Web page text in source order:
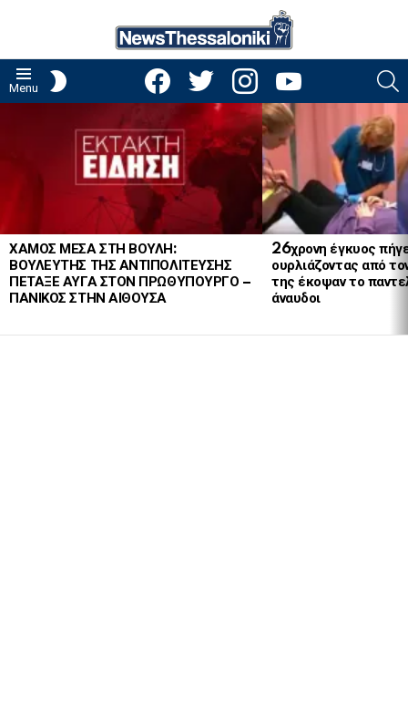
Menu
facebooktwitter instagramyoutube
ΧΑΜΟΣ ΜΕΣΑ ΣΤΗ ΒΟΥΛΗ:
ΒΟΥΛΕΥΤΗΣ ΤΗΣ ΑΝΤΙΠΟΛΙΤΕΥΣΗΣ
ΠΕΤΑΞΕ ΑΥΓΑ ΣΤΟΝ ΠΡΩΘΥΠΟΥΡΓΟ –
ΠΑΝΙΚΟΣ ΣΤΗΝ ΑΙΘΟΥΣΑ
26χρονη έγκυος
ουρλιάζοντας από
της έκοψαν το
άναυδοι